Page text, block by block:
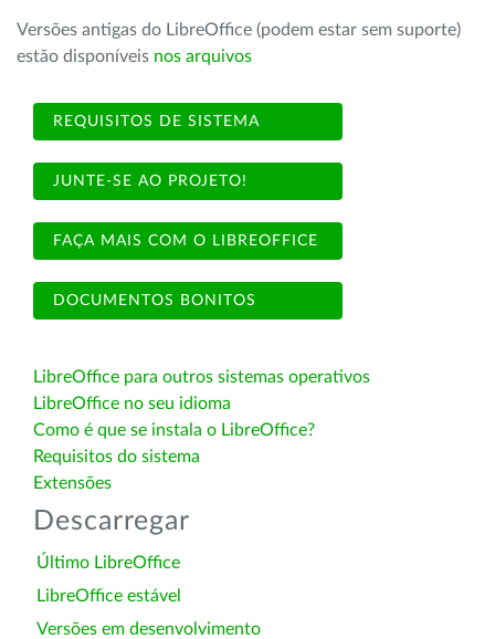
Versões antigas do LibreOffice (podem estar sem suporte)
estão disponíveis nos arquivos
REQUISITOS DE SISTEMA
JUNTE-SE AO PROJETO!
FAÇA MAIS COM O LIBREOFFICE
DOCUMENTOS BONITOS
LibreOffice para outros sistemas operativos
LibreOffice no seu idioma
Como é que se instala o LibreOffice?
Requisitos do sistema
Extensões
Descarregar
Último LibreOffice
LibreOffice estável
Versões em desenvolvimento